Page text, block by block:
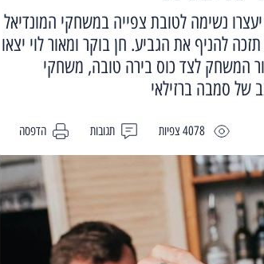
נשימה לטובת צפייה במשחקי המונדיאל
להניף את הגביע. חן בוקר ומאור לוי יצאו
המשחק לצד כוס בירה טובה, משחקי
של סמבה ברזילאי
4078 צפיות תגובות הדפסה